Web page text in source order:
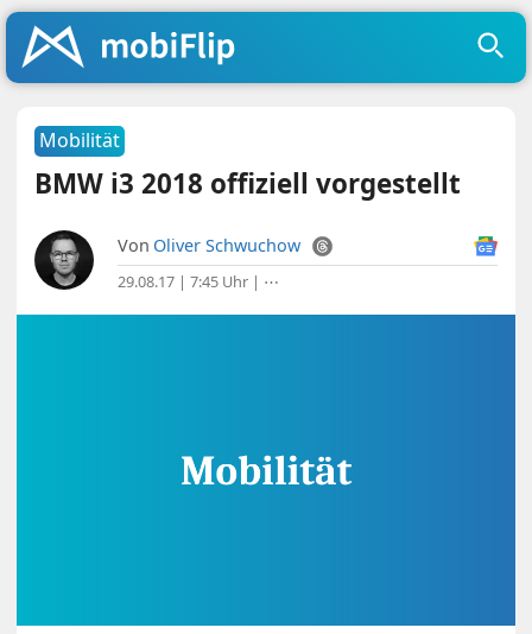
Mobilität
BMW i3 2018 offiziell vorgestellt
Von Oliver Schwuchow
29.08.17 | 7:45 Uhr | ⋯